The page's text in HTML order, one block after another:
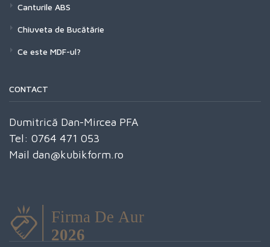
Canturile ABS
Chiuveta de Bucătărie
Ce este MDF-ul?
CONTACT
Dumitrică Dan-Mircea PFA
Tel: 0764 471 053
Mail dan@kubikform.ro